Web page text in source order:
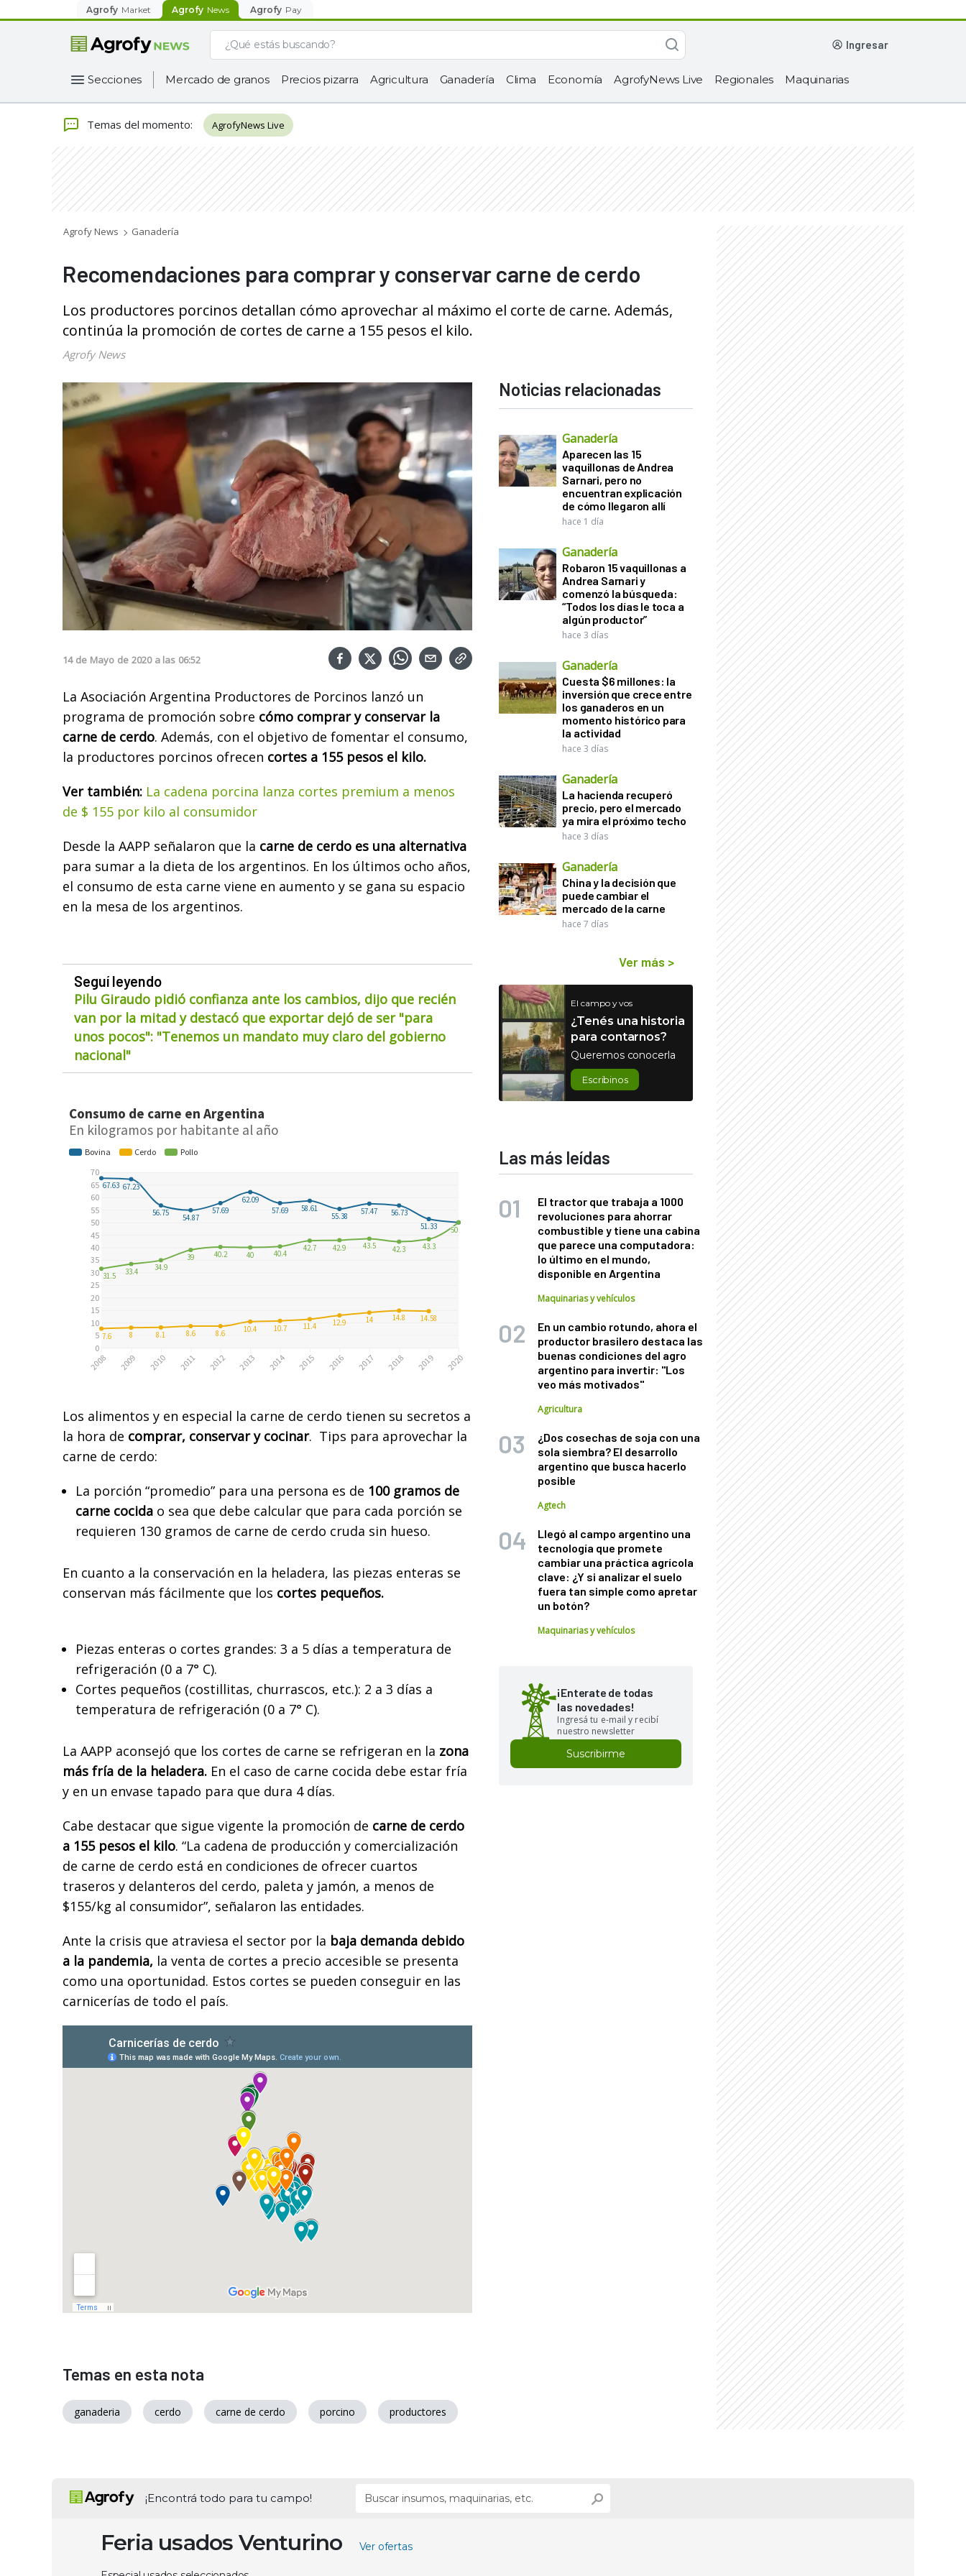
Agrofy Market Agrofy News Agrofy Pay
ingresar
Secciones Mercado de granos Precios pizarra Agricultura Ganadería Clima Economía AgrofyNews Live Regionales Maquinarias
Temas del momento: AgrofyNews Live
Agrofy News Ganadería
Recomendaciones para comprar y conservar carne de cerdo
Los productores porcinos detallan cómo aprovechar al máximo el corte de carne. Además,
continúa la promoción de cortes de carne a 155 pesos el kilo.
Agrofy News
14 de Mayo de 2020 a las 06:52
La Asociación Argentina Productores de Porcinos lanzó un
programa de promoción sobre cómo comprar y conservar la
carne de cerdo. Además, con el objetivo de fomentar el consumo,
la productores porcinos ofrecen cortes a 155 pesos el kilo.
Ver también: La cadena porcina lanza cortes premium a menos
de $ 155 por kilo al consumidor
Desde la AAPP señalaron que la carne de cerdo es una alternativa
para sumar a la dieta de los argentinos. En los últimos ocho años,
el consumo de esta carne viene en aumento y se gana su espacio
en la mesa de los argentinos.
Seguí leyendo
Pilu Giraudo pidió confianza ante los cambios, dijo que recién
van por la mitad y destacó que exportar dejó de ser "para
unos pocos": "Tenemos un mandato muy claro del gobierno
nacional"
Los alimentos y en especial la carne de cerdo tienen su secretos a
la hora de comprar, conservar y cocinar. Tips para aprovechar la
carne de cerdo:
La porción “promedio” para una persona es de 100 gramos de
carne cocida o sea que debe calcular que para cada porción se
requieren 130 gramos de carne de cerdo cruda sin hueso.
En cuanto a la conservación en la heladera, las piezas enteras se
conservan más fácilmente que los cortes pequeños.
Piezas enteras o cortes grandes: 3 a 5 días a temperatura de
refrigeración (0 a 7° C).
Cortes pequeños (costillitas, churrascos, etc.): 2 a 3 días a
temperatura de refrigeración (0 a 7° C).
La AAPP aconsejó que los cortes de carne se refrigeran en la zona
más fría de la heladera. En el caso de carne cocida debe estar fría
y en un envase tapado para que dura 4 días.
Cabe destacar que sigue vigente la promoción de carne de cerdo
a 155 pesos el kilo. “La cadena de producción y comercialización
de carne de cerdo está en condiciones de ofrecer cuartos
traseros y delanteros del cerdo, paleta y jamón, a menos de
$155/kg al consumidor”, señalaron las entidades.
Ante la crisis que atraviesa el sector por la baja demanda debido
a la pandemia, la venta de cortes a precio accesible se presenta
como una oportunidad. Estos cortes se pueden conseguir en las
carnicerías de todo el país.
Noticias relacionadas
Ganadería
Aparecen las 15
vaquillonas de Andrea
Sarnari, pero no
encuentran explicación
de cómo llegaron allí
hace 1 día
Ganadería
Robaron 15 vaquillonas a
Andrea Sarnari y
comenzó la búsqueda:
“Todos los días le toca a
algún productor”
hace 3 días
Ganadería
Cuesta $6 millones: la
inversión que crece entre
los ganaderos en un
momento histórico para
la actividad
hace 3 días
Ganadería
La hacienda recuperó
precio, pero el mercado
ya mira el próximo techo
hace 3 días
Ganadería
China y la decisión que
puede cambiar el
mercado de la carne
hace 7 días
Ver más >
El campo y vos
¿Tenés una historia
para contarnos?
Queremos conocerla
Escribinos
Las más leídas
El tractor que trabaja a 1000
revoluciones para ahorrar
combustible y tiene una cabina
que parece una computadora:
lo último en el mundo,
disponible en Argentina
Maquinarias y vehículos
En un cambio rotundo, ahora el
productor brasilero destaca las
buenas condiciones del agro
argentino para invertir: "Los
veo más motivados"
Agricultura
¿Dos cosechas de soja con una
sola siembra? El desarrollo
argentino que busca hacerlo
posible
Agtech
Llegó al campo argentino una
tecnología que promete
cambiar una práctica agrícola
clave: ¿Y si analizar el suelo
fuera tan simple como apretar
un botón?
Maquinarias y vehículos
¡Enterate de todas
las novedades!
Ingresá tu e-mail y recibí
nuestro newsletter
Suscribirme
Temas en esta nota
ganaderia cerdo carne de cerdo porcino productores
¡Encontrá todo para tu campo!
Feria usados Venturino Ver ofertas